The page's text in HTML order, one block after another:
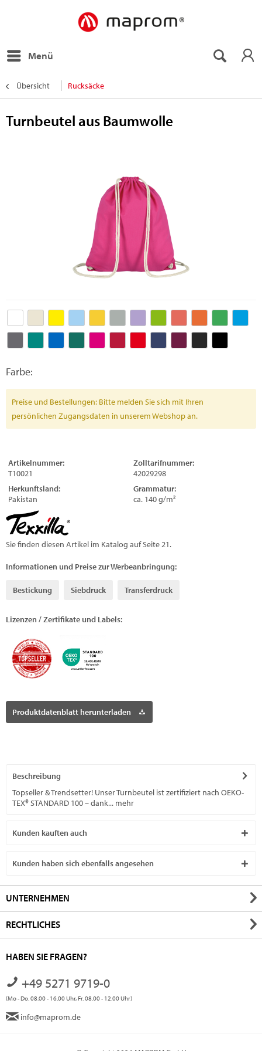
Menü
Übersicht Rucksäcke
Turnbeutel aus Baumwolle
Farbe:
Preise und Bestellungen: Bitte melden Sie sich mit Ihren
persönlichen Zugangsdaten in unserem Webshop an.
Artikelnummer:
T10021
Zolltarifnummer:
42029298
Herkunftsland:
Pakistan
Grammatur:
ca. 140 g/m²
Sie finden diesen Artikel im Katalog auf Seite 21.
Informationen und Preise zur Werbeanbringung:
Bestickung Siebdruck Transferdruck
Lizenzen / Zertifikate und Labels:
Produktdatenblatt herunterladen
Beschreibung
Topseller & Trendsetter! Unser Turnbeutel ist zertifiziert nach OEKO-
TEX® STANDARD 100 – dank... mehr
Kunden kauften auch
Kunden haben sich ebenfalls angesehen
UNTERNEHMEN
RECHTLICHES
HABEN SIE FRAGEN?
+49 5271 9719-0
(Mo - Do. 08.00 - 16.00 Uhr, Fr. 08.00 - 12.00 Uhr)
info@maprom.de